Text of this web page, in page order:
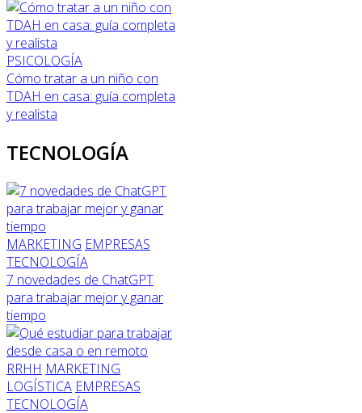
PSICOLOGÍA
Cómo tratar a un niño con
TDAH en casa: guía completa
y realista
TECNOLOGÍA
MARKETING EMPRESAS
TECNOLOGÍA
7 novedades de ChatGPT
para trabajar mejor y ganar
tiempo
RRHH MARKETING
LOGÍSTICA EMPRESAS
TECNOLOGÍA